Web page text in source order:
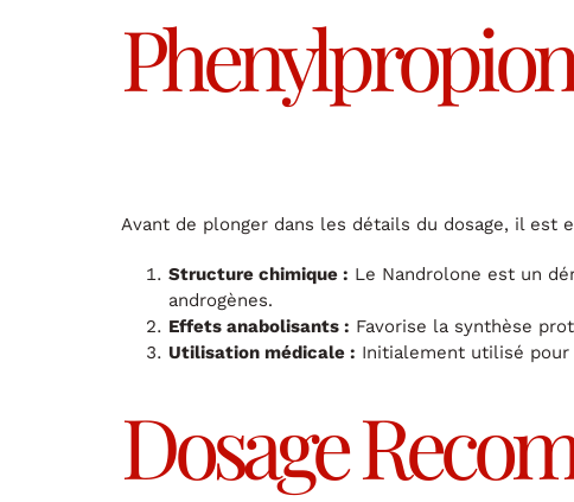
Avant de plonger dans les détails du dosage, il est
Structure chimique : Le Nandrolone est un
androgènes.
Effets anabolisants : Favorise la synthèse
Utilisation médicale : Initialement utilisé
Dosage